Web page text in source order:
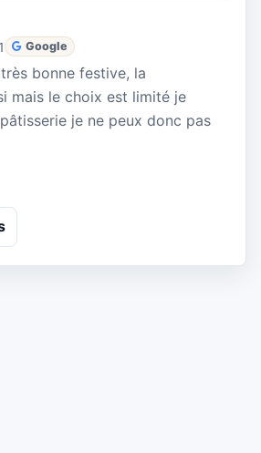
Google
bonne festive, la
mais le choix est limité je
je ne peux donc pas